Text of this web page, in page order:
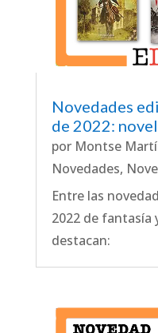
Novedades
de 2022:
por Montse
Novedades,
Entre las
2022 de fantasía
destacan: